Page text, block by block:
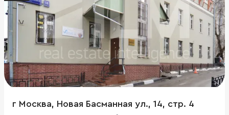
г Москва, Новая Басманная ул., 14, стр. 4